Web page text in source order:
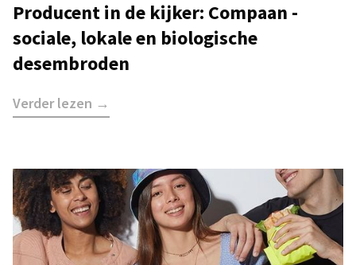
Producent in de kijker: Compaan -
sociale, lokale en biologische
desembroden
Verder lezen →